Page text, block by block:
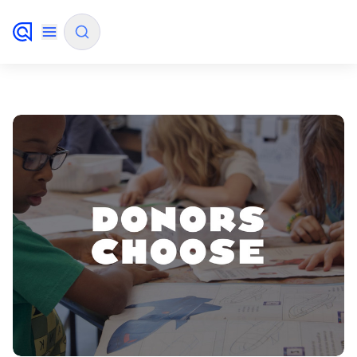
FILTRER PAR SOURCE
Comment Algolia va-t-il améliorer notre
expérience de recherche et nos conversions ?
✨Comment intégrer la recherche Algolia à mon
application ?
Algolia peut-elle aider les acheteurs à trouver
des produits plus rapidement et à augmenter
les ventes ?